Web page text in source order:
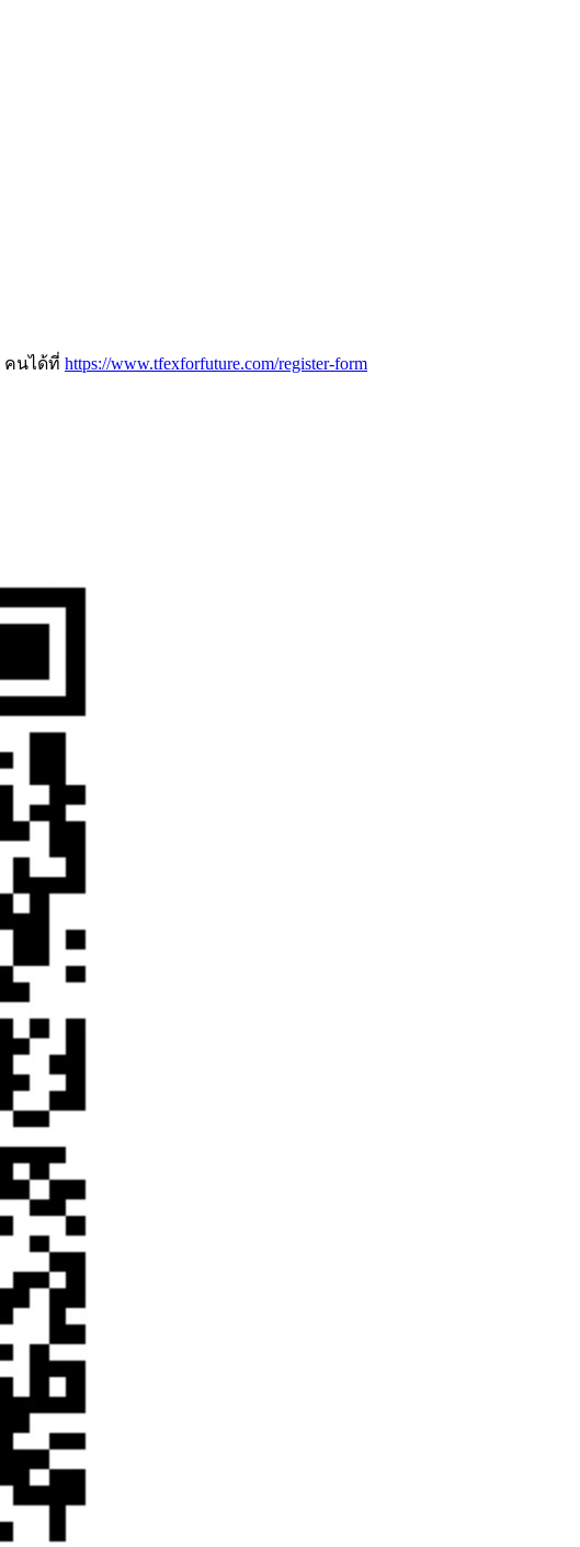
คนได้ที่ https://www.tfexforfuture.com/register-form